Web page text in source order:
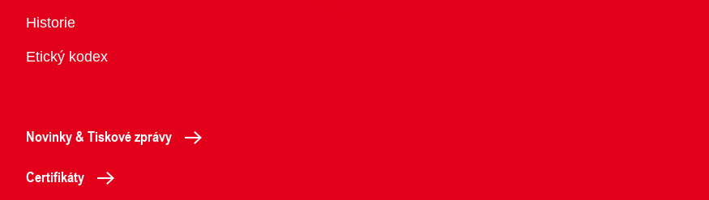
Historie
Etický kodex
Novinky & Tiskové zprávy
Certifikáty